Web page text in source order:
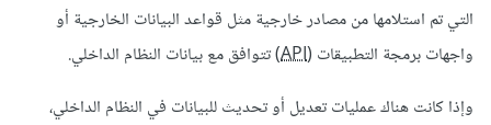
التي تم استلامها من مصادر خارجية مثل قواعد البيانات الخارجية أو
واجهات برمجة التطبيقات ( API) تتوافق مع بيانات النظام الداخلي.
وإذا كانت هناك عمليات تعديل أو تحديث للبيانات في النظام الداخلي،